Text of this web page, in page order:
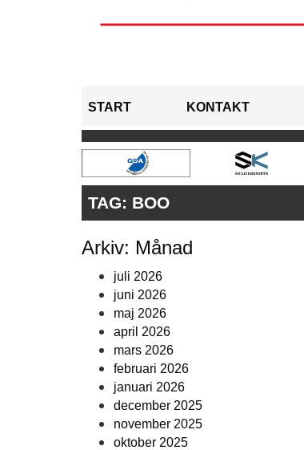
START KONTAKT
TAG: BOO
Arkiv: Månad
juli 2026
juni 2026
maj 2026
april 2026
mars 2026
februari 2026
januari 2026
december 2025
november 2025
oktober 2025